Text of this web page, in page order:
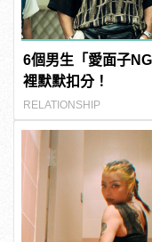
6個男生「愛面子
裡默默扣分！
RELATIONSHIP